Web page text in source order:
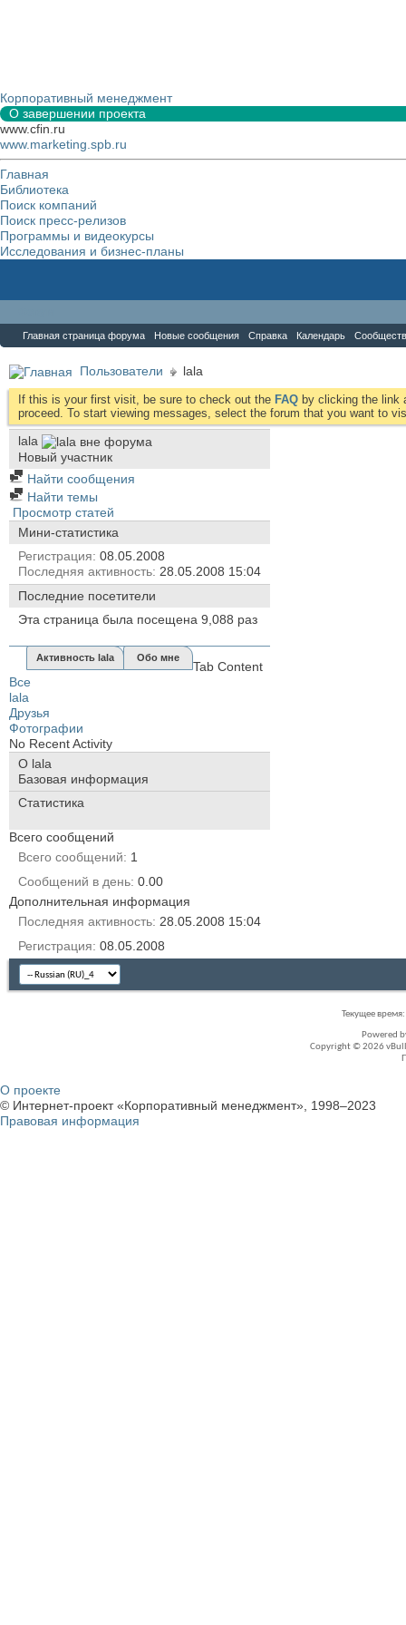
Корпоративный менеджмент
О завершении проекта
www.cfin.ru
www.marketing.spb.ru
Главная
Библиотека
Поиск компаний
Поиск пресс-релизов
Программы и видеокурсы
Исследования и бизнес-планы
Главная страница форума Новые сообщения Справка Календарь
Пользователи lala
If this is your first visit, be sure to check out the FAQ by clicking the link
proceed. To start viewing messages, select the forum that you want to
lala
Новый участник
Найти сообщения
Найти темы
Просмотр статей
Мини-статистика
Регистрация 08.05.2008
Последняя активность 28.05.2008 15:04
Последние посетители
Эта страница была посещена 9,088 раз
Активность lala Обо мне
Tab Content
Все
lala
Друзья
Фотографии
No Recent Activity
О lala
Базовая информация
Статистика
Всего сообщений
Всего сообщений
1
Сообщений в день 0.00
Дополнительная информация
Последняя активность 28.05.2008 15:04
Регистрация 08.05.2008
Текущее время:
Powered
Copyright © 2026
О проекте
© Интернет-проект «Корпоративный менеджмент», 1998–2023
Правовая информация